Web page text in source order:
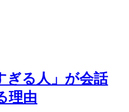
ぎる人」が会話
理由